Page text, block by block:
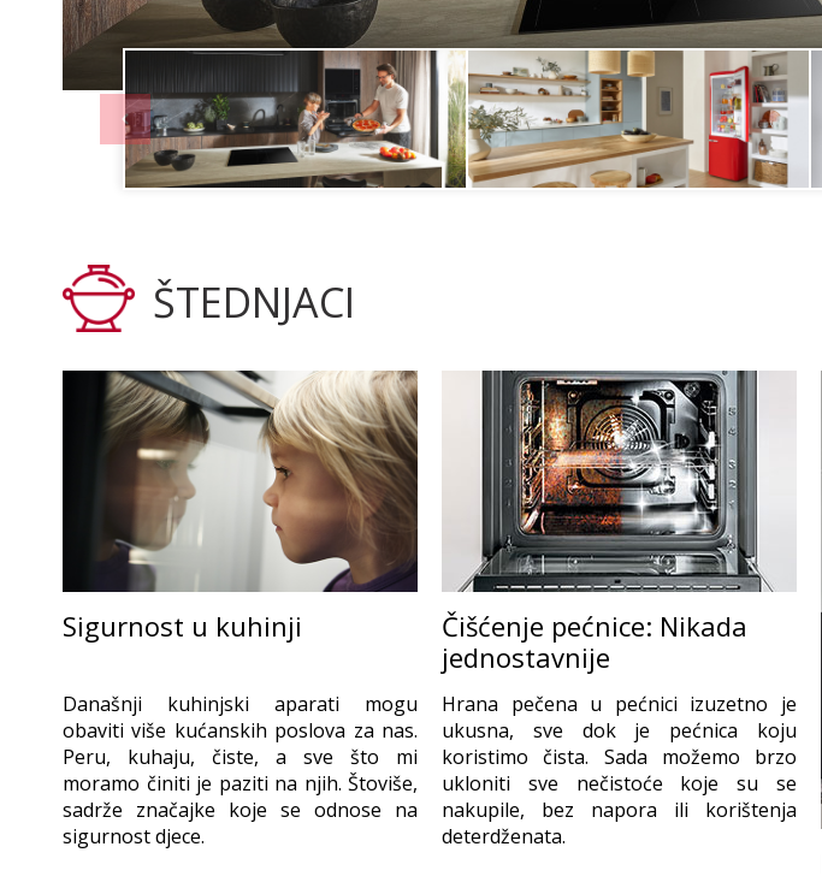
ŠTEDNJACI
Sigurnost u kuhinji
Današnji kuhinjski aparati mogu
obaviti više kućanskih poslova za nas.
Peru, kuhaju, čiste, a sve što mi
moramo činiti je paziti na njih. Štoviše,
sadrže značajke koje se odnose na
sigurnost djece.
Čišćenje pećnice: Nikada
jednostavnije
Hrana pečena u pećnici izuzetno je
ukusna, sve dok je pećnica koju
koristimo čista. Sada možemo brzo
ukloniti sve nečistoće koje su se
nakupile, bez napora ili korištenja
deterdženata.